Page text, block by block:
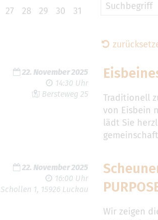
27 28 29 30 31 Suchbegriff
22. November 2025
14:30 Uhr
Bersteweg 25
Traditionell
von Eisbein
lädt Sie
22. November 2025
16:00 Uhr
Schollen 1, 15926 Luckau
Wir zeigen